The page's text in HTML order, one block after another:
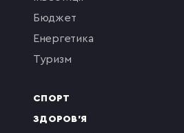
бюджет
енергетика
туризм
СПОРТ
ЗДОРОВ'Я